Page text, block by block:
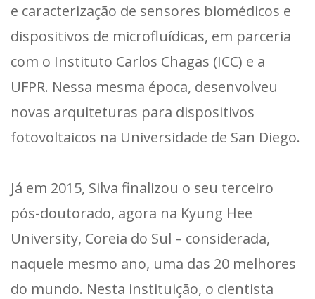
e caracterização de sensores biomédicos e
dispositivos de microfluídicas, em parceria
com o Instituto Carlos Chagas (ICC) e a
UFPR. Nessa mesma época, desenvolveu
novas arquiteturas para dispositivos
fotovoltaicos na Universidade de San Diego.
Já em 2015, Silva finalizou o seu terceiro
pós-doutorado, agora na Kyung Hee
University, Coreia do Sul – considerada,
naquele mesmo ano, uma das 20 melhores
do mundo. Nesta instituição, o cientista